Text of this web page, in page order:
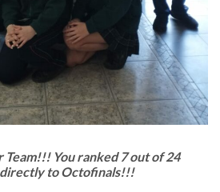
You ranked 7 out of 24
directly to Octofinals!!!